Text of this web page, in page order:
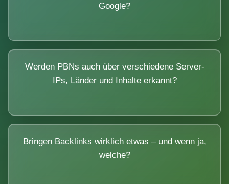
Google?
Werden PBNs auch über verschiedene Server-
IPs, Länder und Inhalte erkannt?
Bringen Backlinks wirklich etwas – und wenn ja,
welche?